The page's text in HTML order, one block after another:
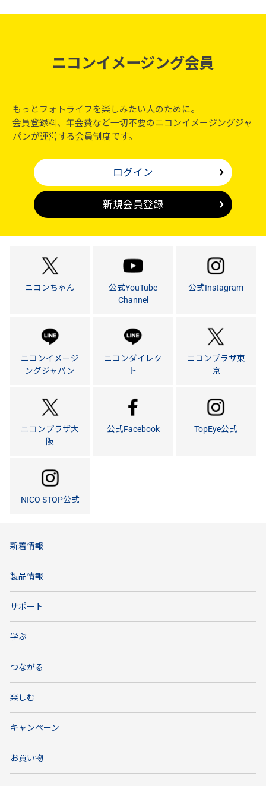
ニコンイメージング会員
もっとフォトライフを楽しみたい人のために。
会員登録料、年会費など一切不要のニコンイメージングジャ
パンが運営する会員制度です。
ログイン
新規会員登録
ニコンちゃん
公式YouTube
Channel
公式Instagram
ニコンイメージ
ングジャパン
ニコンダイレク
ト
ニコンプラザ東
京
ニコンプラザ大
阪
公式Facebook TopEye公式
NICO STOP公式
新着情報
製品情報
サポート
学ぶ
つながる
楽しむ
キャンペーン
お買い物